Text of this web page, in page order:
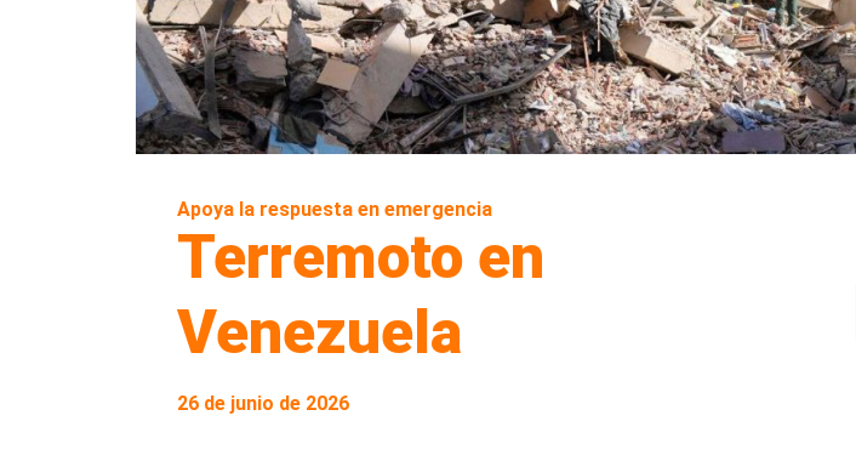
Apoya la respuesta en emergencia
Terremoto en
Venezuela
26 de junio de 2026